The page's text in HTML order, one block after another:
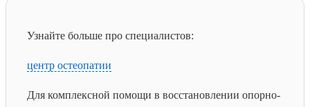
Узнайте больше про специалистов:
центр остеопатии
Для комплексной помощи в восстановлении опорно-